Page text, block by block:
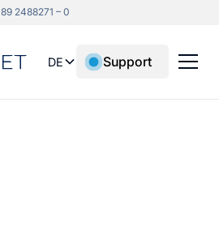
2488271 – 0
DE Support